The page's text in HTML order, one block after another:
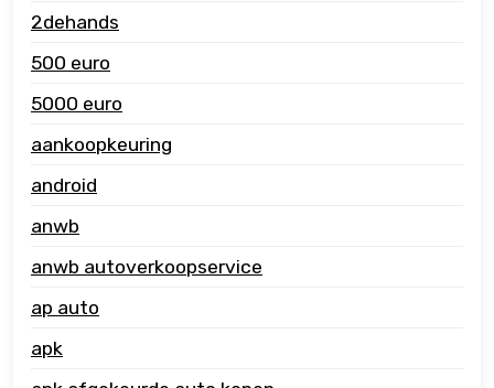
2dehands
500 euro
5000 euro
aankoopkeuring
android
anwb
anwb autoverkoopservice
ap auto
apk